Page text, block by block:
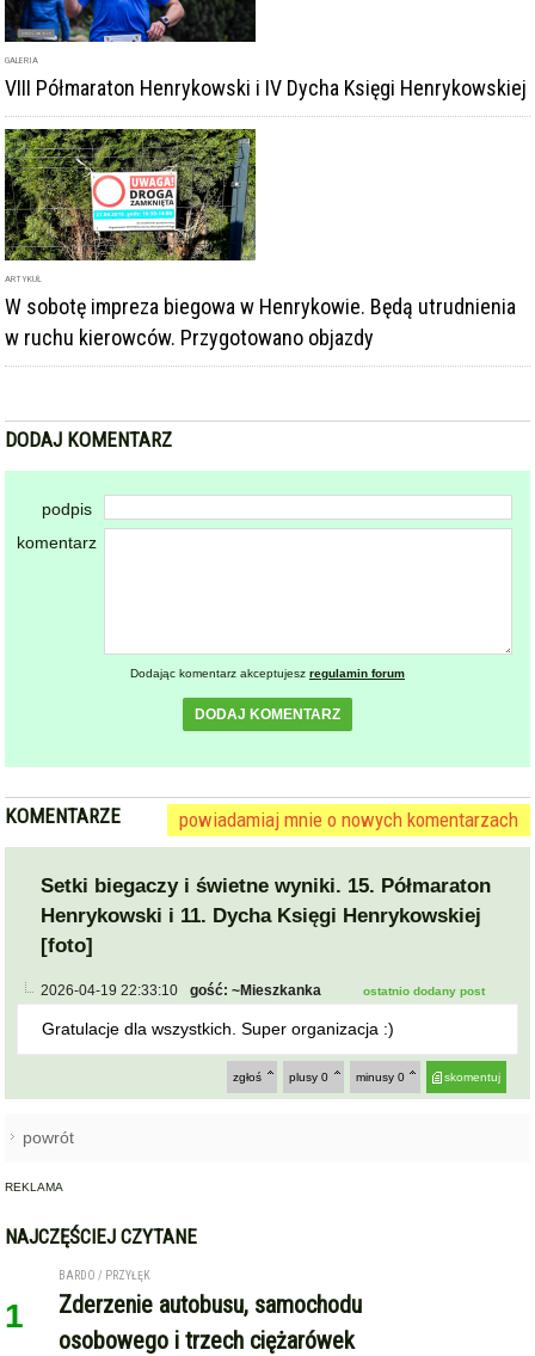
GALERIA
VIII Półmaraton Henrykowski i IV Dycha Księgi Henrykowskiej
ARTYKUŁ
W sobotę impreza biegowa w Henrykowie. Będą utrudnienia
w ruchu kierowców. Przygotowano objazdy
DODAJ KOMENTARZ
podpis
komentarz
Dodając komentarz akceptujesz regulamin forum
DODAJ KOMENTARZ
KOMENTARZE powiadamiaj mnie o nowych komentarzach
Setki biegaczy i świetne wyniki. 15. Półmaraton
Henrykowski i 11. Dycha Księgi Henrykowskiej
[foto]
2026-04-19 22:33:10 gość: ~Mieszkanka ostatnio dodany post
Gratulacje dla wszystkich. Super organizacja :)
skomentuj
minusy 0
plusy 0
zgłoś
powrót
REKLAMA
NAJCZĘŚCIEJ CZYTANE
1
BARDO / PRZYŁĘK
Zderzenie autobusu, samochodu
osobowego i trzech ciężarówek